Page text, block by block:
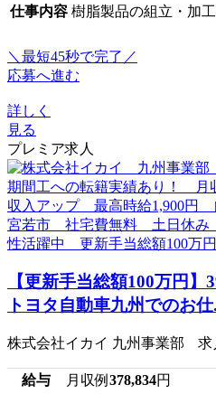
仕事内容 樹脂製品の組立・加
＼最短45秒で完了／
応募へ進む
詳しく
見る
プレミア求人
【更新手当総額100万円】
トヨタ自動車九州でのお仕
株式会社イカイ 九州事業部 求
給与 月収例 378,834円